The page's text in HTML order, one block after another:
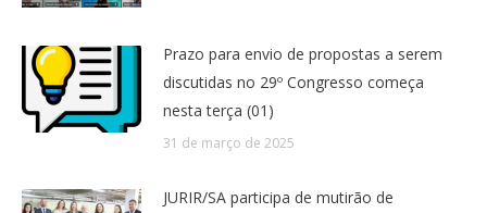
Prazo para envio de propostas a serem
discutidas no 29º Congresso começa
nesta terça (01)
31 de março de 2025
JURIR/SA participa de mutirão de